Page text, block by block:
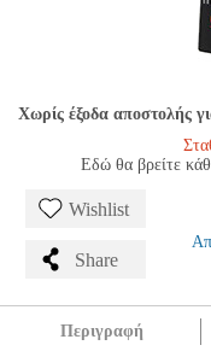
Χωρίς έξοδα αποστολής
Εδώ θα βρείτε
Wishlist
Share
Περιγραφή